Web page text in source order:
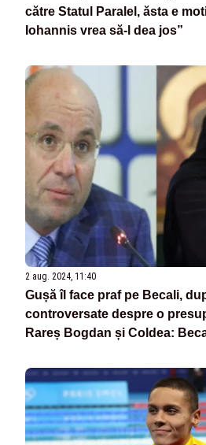
către Statul Paralel, ăsta e
Iohannis vrea să-l dea jos”
2 aug. 2024, 11:40
Gușă îl face praf pe Becali,
controversate despre o
Rareș Bogdan și Coldea: